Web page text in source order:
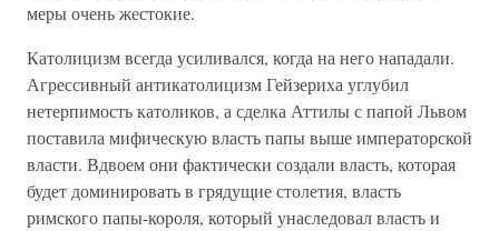
меры очень жестокие.
Католицизм всегда усиливался, когда на него нападали.
Агрессивный антикатолицизм Гейзериха углубил
нетерпимость католиков, а сделка Аттилы с папой Львом
поставила мифическую власть папы выше императорской
власти. Вдвоем они фактически создали власть, которая
будет доминировать в грядущие столетия, власть
римского папы-короля, который унаследовал власть и